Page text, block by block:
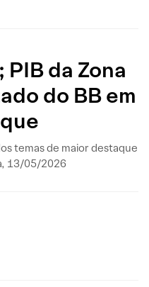
da Zona
do BB em
temas de maior destaque
13/05/2026